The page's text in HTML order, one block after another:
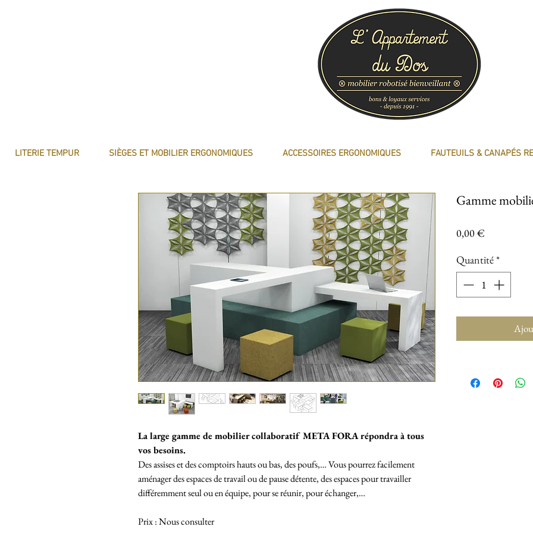
LITERIE TEMPUR SIÈGES ET MOBILIER ERGONOMIQUES ACCESSOIRES ERGONOMIQUES FAUTEUILS & CANAPÉS
La large gamme de mobilier collaboratif META FORA répondra à tous
vos besoins.
Des assises et des comptoirs hauts ou bas, des poufs,… Vous pourrez facilement
aménager des espaces de travail ou de pause détente, des espaces pour travailler
différemment seul ou en équipe, pour se réunir, pour échanger,…
Prix : Nous consulter
Gamme
0,00 €
Quantité*